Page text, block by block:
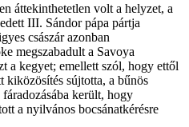
áttekinthetetlen volt a helyzet, a
III. Sándor pápa pártja
császár azonban
megszabadult a Savoya
a kegyet; emellett szól, hogy ettől
kiközösítés sújtotta, a bűnös
került, hogy
a nyilvános bocsánatkérésre